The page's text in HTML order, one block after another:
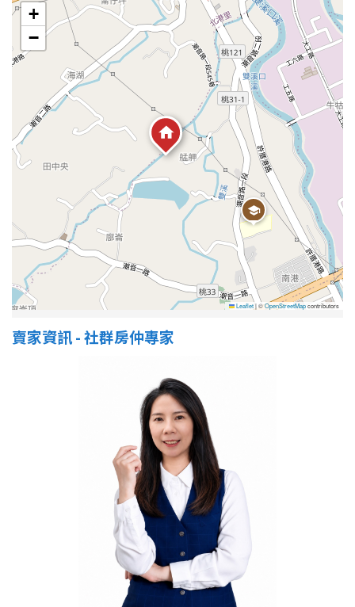
格局
不拘
1房
2房 3房
5房以上
不拘
5 年以下
5-10 年 10-20 年
20-30 年
+
−
Leaflet|©OpenStreetMapcontributors
賣家資訊 - 社群房仲專家